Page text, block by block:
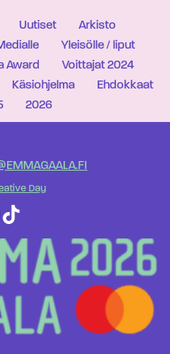
Uutiset
Arkisto
Yleisölle / liput
Award
Voittajat 2024
Käsiohjelma
Ehdokkaat
2026
Day